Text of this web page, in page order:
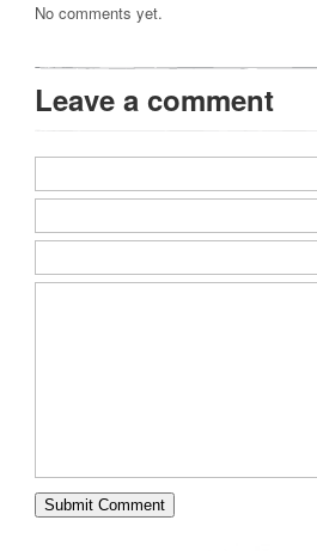
No comments yet.
Leave a comment